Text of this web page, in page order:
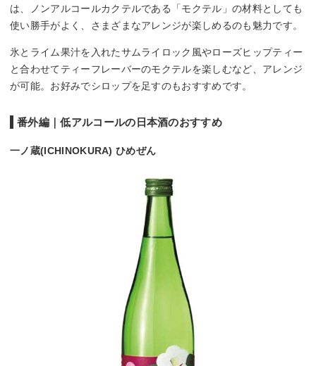
は、ノンアルコールカクテルである「モクテル」の材料としても
使い勝手がよく、さまざまなアレンジが楽しめるのも魅力です。
氷とライム果汁を入れたサムライロック風やローズヒップティー
と合わせてティーフレーバーのモクテルを楽しむなど、アレンジ
が可能。お好みでシロップを足すのもおすすめです。
番外編｜低アルコールの日本酒のおすすめ
一ノ蔵(ICHINOKURA) ひめぜん